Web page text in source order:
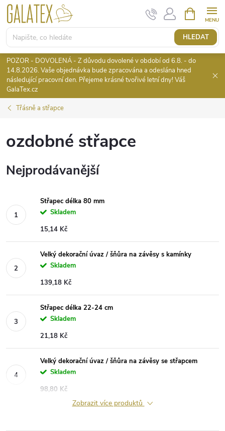
Přejít
obsah
HLEDAT
NÁKUPNÍ
KOŠÍK
POZOR - DOVOLENÁ - Z důvodu dovolené v období od 6.8. - do
14.8.2026. Vaše objednávka bude zpracována a odeslána hned
následující pracovní den. Přejeme krásné tvořivé letní dny! Váš
GalaTex.cz
Třásně a střapce
ozdobné střapce
Nejprodávanější
Střapec délka 80 mm
Skladem
15,14 Kč
Velký dekorační úvaz / šňůra na závěsy s kamínky
Skladem
139,18 Kč
Střapec délka 22-24 cm
Skladem
21,18 Kč
Velký dekorační úvaz / šňůra na závěsy se střapcem
Skladem
98,80 Kč
Zobrazit více produktů